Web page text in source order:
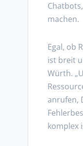
machen.
Egal, ob
ist breit
Würth.
anrufen,
komplex